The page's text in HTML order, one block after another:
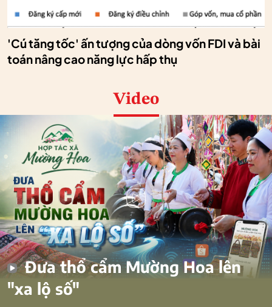
'Cú tăng tốc' ấn tượng của dòng vốn FDI và bài
toán nâng cao năng lực hấp thụ
Video
Đưa thổ cẩm Mường Hoa lên
"xa lộ số"